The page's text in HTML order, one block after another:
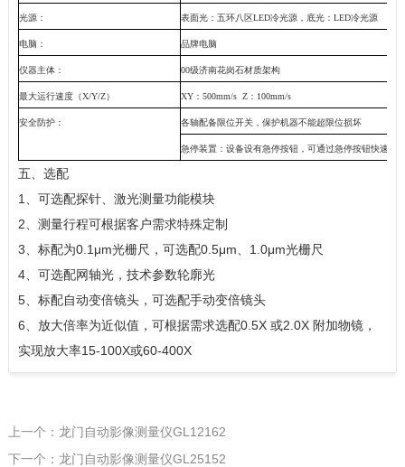
光源： 表面光：五环八区LED冷光源，底光： LED冷光源
电脑： 品牌电脑
仪器主体： 00级济南花岗石材质架构
最大运行速度（X/Y/Z） XY： 500mm/s Z： 100mm/s
安全防护： 各轴配备限位开关，保护机器不能超限位损坏
急停装置：设备设有急停按钮，可通过急停按钮快速停
五、选配
1、可选配探针、激光测量功能模块
2、测量行程可根据客户需求特殊定制
3、标配为0.1 μm光栅尺，可选配0.5μm 1.0μm光栅尺
4、可选配网轴光，技术参数轮廓光
5、标配自动变倍镜头，可选配手动变倍镜头
6、放大倍率为近似值，可根据需求选配0.5X 或2.0X 附加物镜，
实现放大率15-100X或60-400X
上一个：龙门自动影像测量仪GL12162
下一个：龙门自动影像测量仪GL25152